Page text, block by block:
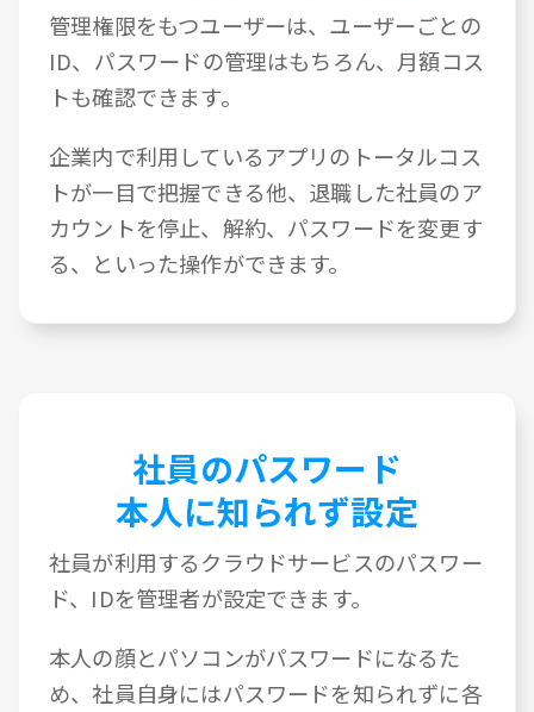
管理権限をもつユーザーは、ユーザーごとの
ID、パスワードの管理はもちろん、月額コス
トも確認できます。
企業内で利用しているアプリのトータルコス
トが一目で把握できる他、退職した社員のア
カウントを停止、解約、パスワードを変更す
る、といった操作ができます。
社員のパスワード
本人に知られず設定
社員が利用するクラウドサービスのパスワー
ド、IDを管理者が設定できます。
本人の顔とパソコンがパスワードになるた
め、社員自身にはパスワードを知られずに各